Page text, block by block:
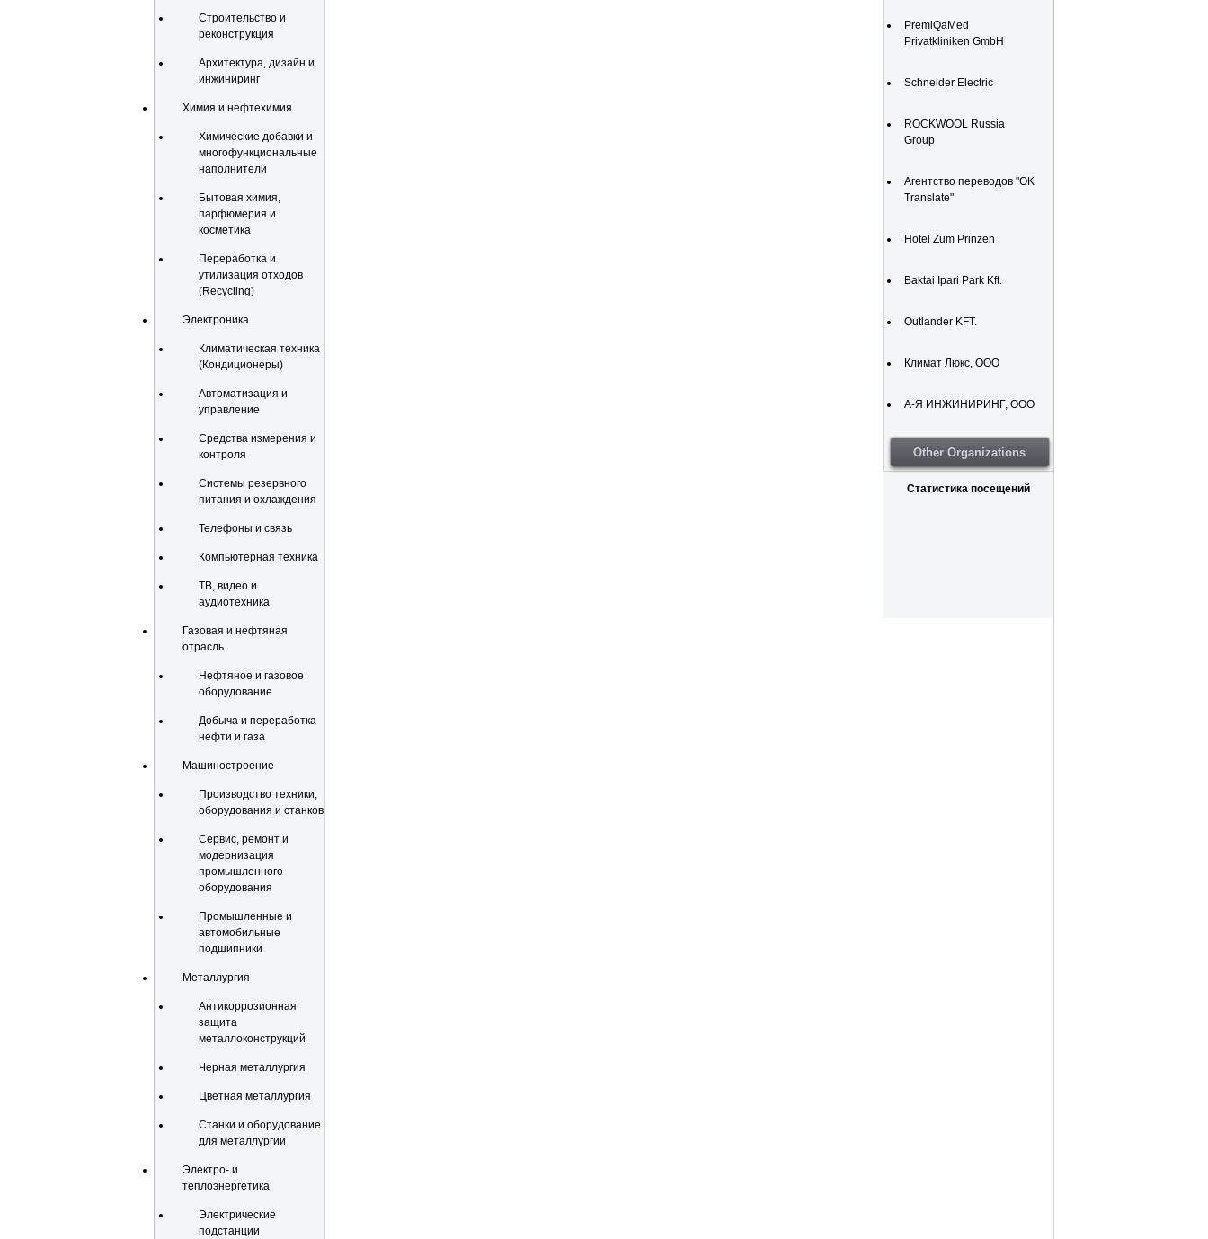
Строительство и
реконструкция
Архитектура, дизайн и
инжиниринг
Химия и нефтехимия
Химические добавки и
многофункциональные
наполнители
Бытовая химия,
парфюмерия и
косметика
Переработка и
утилизация отходов
(Recycling)
Электроника
Климатическая техника
(Кондиционеры)
Автоматизация и
управление
Средства измерения и
контроля
Системы резервного
питания и охлаждения
Телефоны и связь
Компьютерная техника
ТВ, видео и
аудиотехника
Газовая и нефтяная
отрасль
Нефтяное и газовое
оборудование
Добыча и переработка
нефти и газа
Машиностроение
Производство техники,
оборудования и станков
Сервис, ремонт и
модернизация
промышленного
оборудования
Промышленные и
автомобильные
подшипники
Металлургия
Антикоррозионная
защита
металлоконструкций
Черная металлургия
Цветная металлургия
Станки и оборудование
для металлургии
Электро- и
теплоэнергетика
Электрические
подстанции
PremiQaMed
Privatkliniken GmbH
Schneider Electric
ROCKWOOL Russia
Group
Агентство переводов "OK
Translate"
Hotel Zum Prinzen
Baktai Ipari Park Kft.
Outlander KFT.
Климат Люкс, ООО
А-Я ИНЖИНИРИНГ, ООО
Other Organizations
Статистика посещений